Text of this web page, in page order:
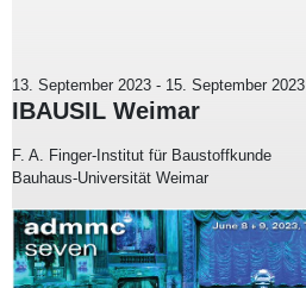
13. September 2023 - 15. September 2023
IBAUSIL Weimar
F. A. Finger-Institut für Baustoffkunde
Bauhaus-Universität Weimar